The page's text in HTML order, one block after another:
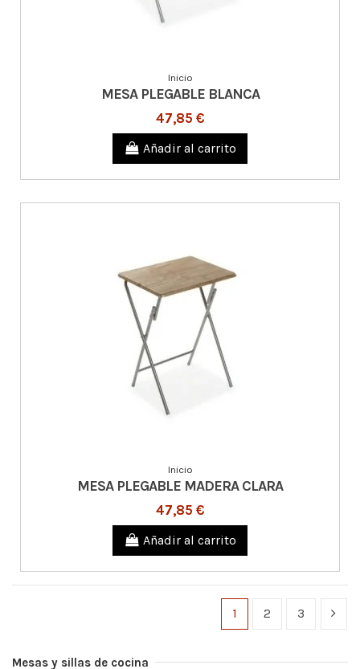
Inicio
MESA PLEGABLE BLANCA
47,85 €
Añadir al carrito
Inicio
MESA PLEGABLE MADERA CLARA
47,85 €
Añadir al carrito
1 2 3
Mesas y sillas de cocina